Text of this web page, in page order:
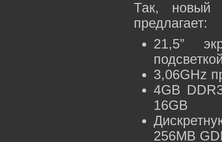
Так, новый
предлагает:
21,5”
3,06GHz
4GB
16GB
256MB